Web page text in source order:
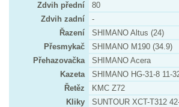
Zdvih přední
80
Zdvih zadní
-
Řazení
SHIMANO Altus (24)
Přesmykač
SHIMANO M190 (34.9)
Přehazovačka
SHIMANO Acera
Kazeta
SHIMANO HG-31-8 11-
Řetěz
KMC Z72
Kliky
SUNTOUR XCT-T312